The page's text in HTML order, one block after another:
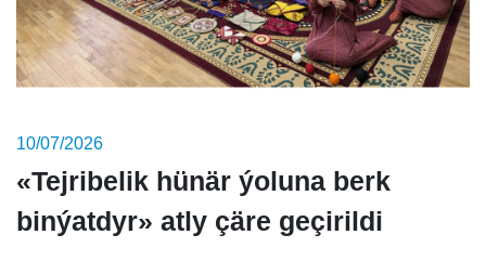
10/07/2026
«Tejribelik hünär ýoluna berk
binýatdyr» atly çäre geçirildi